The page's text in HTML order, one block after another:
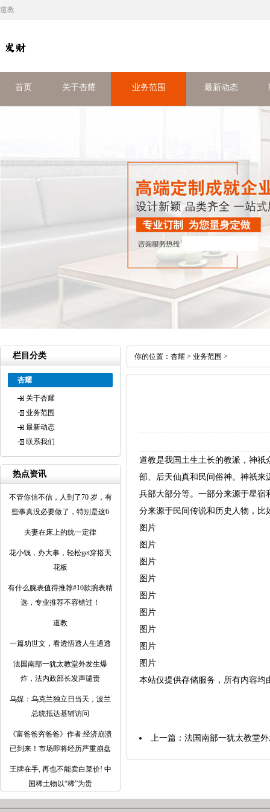
道教
首页 关于杏耀 业务范围 最新动态
栏目分类
杏耀
关于杏耀
业务范围
最新动态
联系我们
热点资讯
不管你信不信，人到了70 岁，有
些事真没必要做了，特别是这6
夫妻在床上的统一定律
花小钱，办大事，轻松get穿搭天
花板
有什么腕表值得推荐#10款腕表精
选，专业推荐不容错过！
道教
一篇劝世文，看透悟透人生通透
法国南部一犹太教堂外发生爆
炸，法内政部长发声谴责
乌媒：乌克兰独立日当天，波兰
总统抵达基辅访问
《富爸爸穷爸爸》作者:经济崩溃
已到来！市场即将经历严重崩盘
王牌在手, 再也不能卖白菜价! 中
国稀土物以“稀”为贵
你的位置： 杏耀 > 业务范围 >
道教是我国土生土长的教派，神
部、后天仙真和民间俗神。神祇
兵部大部分等。一部分来源于星
分来源于民间传说和历史人物，
图片
图片
图片
图片
图片
图片
图片
图片
图片
本站仅提供存储服务，所有内容
上一篇： 法国南部一犹太教堂